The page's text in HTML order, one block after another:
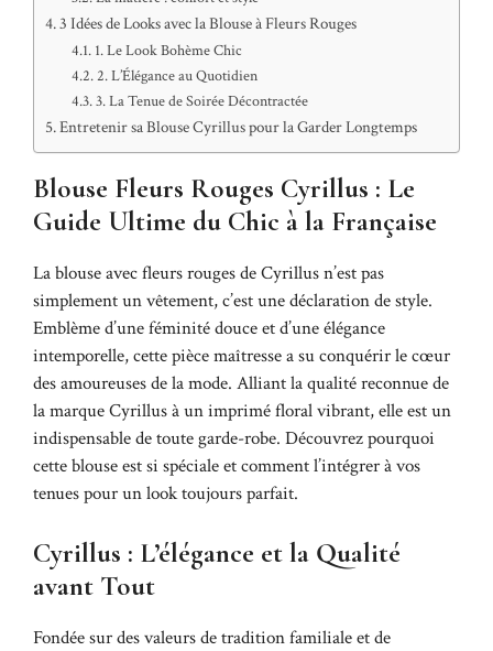
3 Idées de Looks avec la Blouse à Fleurs Rouges
1. Le Look Bohème Chic
2. L’Élégance au Quotidien
3. La Tenue de Soirée Décontractée
Entretenir sa Blouse Cyrillus pour la Garder Longtemps
Blouse Fleurs Rouges Cyrillus : Le
Guide Ultime du Chic à la Française
La blouse avec fleurs rouges de Cyrillus n’est pas
simplement un vêtement, c’est une déclaration de style.
Emblème d’une féminité douce et d’une élégance
intemporelle, cette pièce maîtresse a su conquérir le cœur
des amoureuses de la mode. Alliant la qualité reconnue de
la marque Cyrillus à un imprimé floral vibrant, elle est un
indispensable de toute garde-robe. Découvrez pourquoi
cette blouse est si spéciale et comment l’intégrer à vos
tenues pour un look toujours parfait.
Cyrillus : L’élégance et la Qualité
avant Tout
Fondée sur des valeurs de tradition familiale et de